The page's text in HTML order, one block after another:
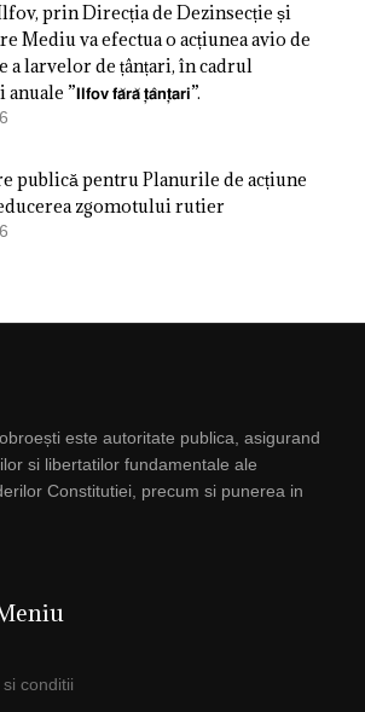
prin Direcția de Dezinsecție și
Mediu va efectua o acțiunea avio de
a larvelor de țânțari, în cadrul
”𝗜𝗹𝗳𝗼𝘃 𝗳𝗮̆𝗿𝗮̆ 𝘁̦𝗮̂𝗻𝘁̦𝗮𝗿𝗶”.
publică pentru Planurile de acțiune
zgomotului rutier
este autoritate publica, asigurand
si libertatilor fundamentale ale
Constitutiei, precum si punerea in
conditii